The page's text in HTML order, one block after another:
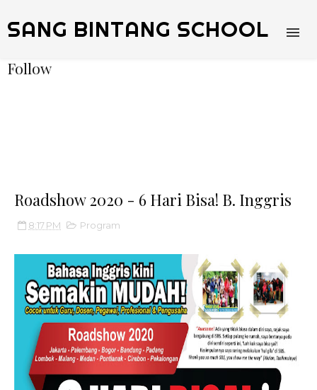
SANG BINTANG SCHOOL
Follow
Roadshow 2020 - 6 Hari Bisa! B. Inggris
8:17 PM Program